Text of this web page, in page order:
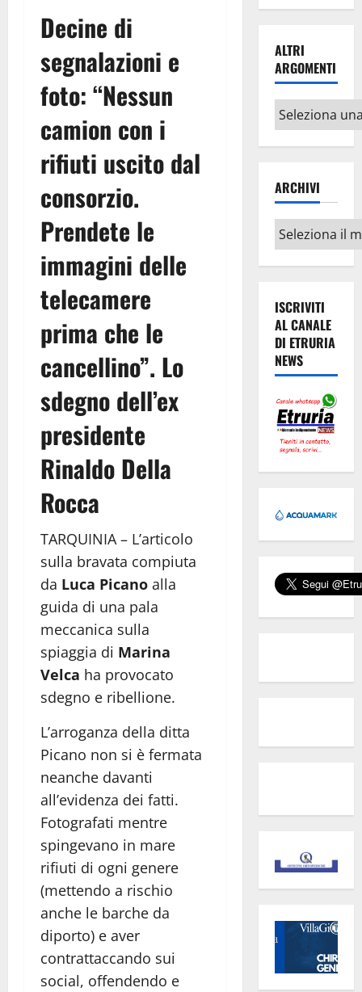
Decine di
segnalazioni e
foto: “Nessun
camion con i
rifiuti uscito dal
consorzio.
Prendete le
immagini delle
telecamere
prima che le
cancellino”. Lo
sdegno dell’ex
presidente
Rinaldo Della
Rocca
TARQUINIA – L’articolo
sulla bravata compiuta
da Luca Picano alla
guida di una pala
meccanica sulla
spiaggia di Marina
Velca ha provocato
sdegno e ribellione.
L’arroganza della ditta
Picano non si è fermata
neanche davanti
all’evidenza dei fatti.
Fotografati mentre
spingevano in mare
rifiuti di ogni genere
(mettendo a rischio
anche le barche da
diporto) e aver
contrattaccando sui
social, offendendo e
ALTRI
ARGOMENTI
Altri
argomenti
ARCHIVI
Archivi
ISCRIVITI
AL CANALE
DI ETRURIA
NEWS